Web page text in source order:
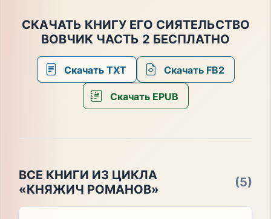
СКАЧАТЬ КНИГУ ЕГО СИЯТЕЛЬСТВО
ВОВЧИК ЧАСТЬ 2 БЕСПЛАТНО
Скачать TXT Скачать FB2
Скачать EPUB
ВСЕ КНИГИ ИЗ ЦИКЛА
«КНЯЖИЧ РОМАНОВ»
(5)